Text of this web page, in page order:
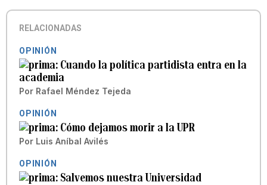
RELACIONADAS
OPINIÓN
Cuando la política partidista entra en la
academia
Por Rafael Méndez Tejeda
OPINIÓN
Cómo dejamos morir a la UPR
Por Luis Aníbal Avilés
OPINIÓN
Salvemos nuestra Universidad